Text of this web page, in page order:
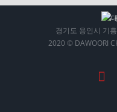
경기도 용인시 기
2020 © DAWOORI